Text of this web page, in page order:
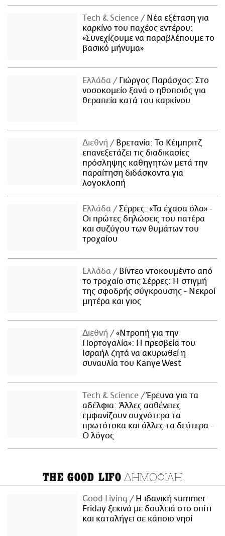
Τech & Science
Νέα εξέταση για
καρκίνο του παχέος εντέρου:
«Συνεχίζουμε να παραβλέπουμε το
βασικό μήνυμα»
Ελλάδα
Γιώργος Παράσχος: Στο
νοσοκομείο ξανά ο ηθοποιός για
θεραπεία κατά του καρκίνου
Διεθνή
Βρετανία: Το Κέιμπριτζ
επανεξετάζει τις διαδικασίες
πρόσληψης καθηγητών μετά την
παραίτηση διδάσκοντα για
λογοκλοπή
Ελλάδα
Σέρρες: «Τα έχασα όλα» -
Οι πρώτες δηλώσεις του πατέρα
και συζύγου των θυμάτων του
τροχαίου
Ελλάδα
Βίντεο ντοκουμέντο από
το τροχαίο στις Σέρρες: Η στιγμή
της σφοδρής σύγκρουσης - Νεκροί
μητέρα και γιος
Διεθνή
«Ντροπή για την
Πορτογαλία»: Η πρεσβεία του
Ισραήλ ζητά να ακυρωθεί η
συναυλία του Kanye West
Τech & Science
Έρευνα για τα
αδέλφια: Άλλες ασθένειες
εμφανίζουν συχνότερα τα
πρωτότοκα και άλλες τα δεύτερα -
Ο λόγος
THE GOOD LIFO ΔΗΜΟΦΙΛΗ
Good Living
Η ιδανική summer
Friday ξεκινά με δουλειά στο σπίτι
και καταλήγει σε κάποιο νησί